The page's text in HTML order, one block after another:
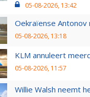
05-08-2026, 13:42
Oekraïense Antonov
05-08-2026, 13:18
KLM annuleert
05-08-2026, 11:57
Willie Walsh neemt